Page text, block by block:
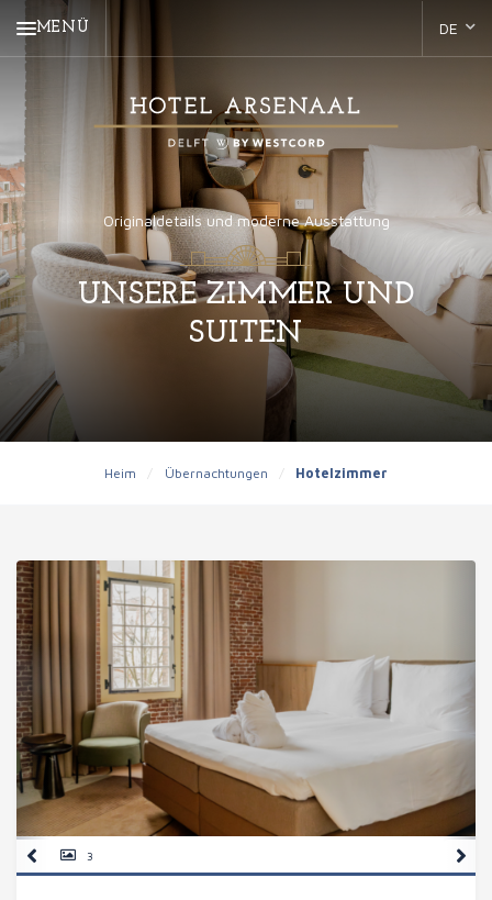
MENÜ
Originaldetails und moderne Ausstattung
UNSERE ZIMMER UND
SUITEN
Heim / Übernachtungen / Hotelzimmer
3